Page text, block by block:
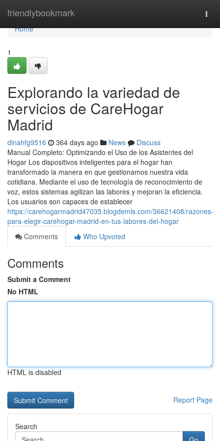
friendlybookmark
Home
Home
1
Explorando la variedad de
servicios de CareHogar
Madrid
dinahfg9516 364 days ago News
Discuss
Manual Completo: Optimizando el Uso de los Asistentes del
Hogar Los dispositivos inteligentes para el hogar han
transformado la manera en que gestionamos nuestra vida
cotidiana. Mediante el uso de tecnología de reconocimiento de
voz, estos sistemas agilizan las labores y mejoran la eficiencia.
Los usuarios son capaces de establecer
https://carehogarmadrid47035.blogdemls.com/36621408/razones-
para-elegir-carehogar-madrid-en-tus-labores-del-hogar
Comments
Who Upvoted
Comments
Submit a Comment
No HTML
HTML is disabled
Report Page
Search